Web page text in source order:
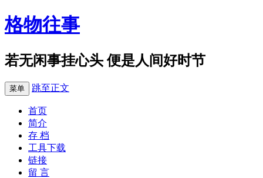
格物往事
若无闲事挂心头 便是人间好时节
菜单 跳至正文
首页
简介
存 档
工具下载
链接
留 言